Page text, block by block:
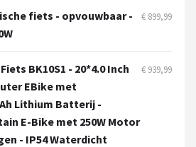
fiets - opvouwbaar -
€ 899,99
BK10S1 - 20*4.0 Inch
EBike met
Lithium Batterij -
E-Bike met 250W Motor
- IP54 Waterdicht
€ 939,99